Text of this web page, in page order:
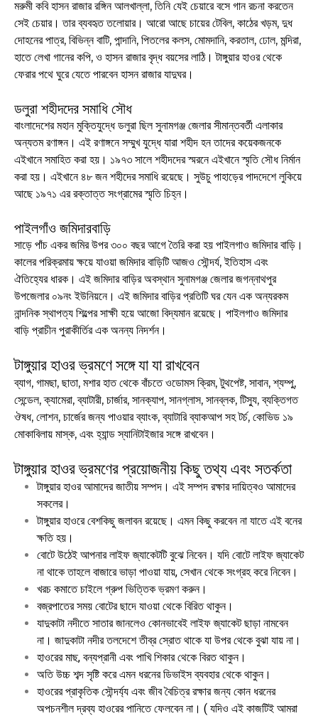
মরুমী কবি হাসন রাজার রঙ্গিন আলখাল্লা, তিনি যেই চেয়ারে বসে গান রচনা করতেন
সেই চেয়ার। তার ব্যবহৃত তলোয়ার। আরো আছে চায়ের টেবিল, কাঠের খড়ম, দুধ
দোহনের পাত্র, বিভিন্ন বাটি, পান্দানি, পিতলের কলস, মোমদানি, করতাল, ঢোল, মন্দিরা,
হাতে লেখা গানের কপি, ও হাসন রাজার বৃদ্ধ বয়সের লাঠি। টাঙ্গুয়ার হাওর থেকে
ফেরার পথে ঘুরে যেতে পারবেন হাসন রাজার যাদুঘর।
ডলুরা শহীদদের সমাধি সৌধ
বাংলাদেশের মহান মুক্তিযুদ্ধে ডলুরা ছিল সুনামগঞ্জ জেলার সীমান্তবর্তী এলাকার
অন্যতম রণাঙ্গন। এই রণাঙ্গনে সম্মুখ যুদ্ধে যারা শহীদ হন তাদের কয়েকজনকে
এইখানে সমাহিত করা হয়। ১৯৭৩ সালে শহীদদের স্মরনে এইখানে স্মৃতি সৌধ নির্মান
করা হয়। এইখানে ৪৮ জন শহীদের সমাধি রয়েছে। সুউচু পাহাড়ের পাদদেশে লুকিয়ে
আছে ১৯৭১ এর রক্তাত্ত সংগ্রামের স্মৃতি চিহ্ন।
পাইলগাঁও জমিদারবাড়ি
সাড়ে পাঁচ একর জমির উপর ৩০০ বছর আগে তৈরি করা হয় পাইলগাও জমিদার বাড়ি।
কালের পরিক্রমায় ক্ষয়ে যাওয়া জমিদার বাড়িটি আজও সৌন্দর্য, ইতিহাস এবং
ঐতিহ্যের ধারক। এই জমিদার বাড়ির অবস্থান সুনামগঞ্জ জেলার জগন্নাথপুর
উপজেলার ০৯নং ইউনিয়নে। এই জমিদার বাড়ির প্রতিটি ঘর যেন এক অন্যরকম
নান্দনিক স্থাপত্য শিল্পের সাক্ষী হয়ে আজো বিদ্যমান রয়েছে। পাইলগাও জমিদার
বাড়ি প্রাচীন পুরাকীর্তির এক অনন্য নিদর্শন।
টাঙ্গুয়ার হাওর ভ্রমণে সঙ্গে যা যা রাখবেন
ব্যাগ, গামছা, ছাতা, মশার হাত থেকে বাঁচতে ওডোমস ক্রিম, টুথপেষ্ট, সাবান, শ্যম্পু,
সেন্ডেল, ক্যামেরা, ব্যাটারী, চার্জার, সানক্যাপ, সানগ্লাস, সানব্লক, টিস্যু, ব্যক্তিগত
ঔষধ, লোশন, চার্জের জন্য পাওয়ার ব্যাংক, ব্যাটারি ব্যাকআপ সহ টর্চ, কোভিড ১৯
মোকাবিলায় মাস্ক, এবং হ্যান্ড স্যানিটাইজার সঙ্গে রাখবেন।
টাঙ্গুয়ার হাওর ভ্রমণের প্রয়োজনীয় কিছু তথ্য এবং সতর্কতা
টাঙ্গুয়ার হাওর আমাদের জাতীয় সম্পদ। এই সম্পদ রক্ষার দায়িত্বও আমাদের
সকলের।
টাঙ্গুয়ার হাওরে বেশকিছু জলাবন রয়েছে। এমন কিছু করবেন না যাতে এই বনের
ক্ষতি হয়।
বোটে উঠেই আপনার লাইফ জ্যাকেটটি বুঝে নিবেন। যদি বোটে লাইফ জ্যাকেট
না থাকে তাহলে বাজারে ভাড়া পাওয়া যায়, সেখান থেকে সংগ্রহ করে নিবেন।
খরচ কমাতে চাইলে গ্রুপ ভিত্তিক ভ্রমণ করুন।
বজ্রপাতের সময় বোটের ছাদে যাওয়া থেকে বিরিত থাকুন।
যাদুকাটা নদীতে সাতার জানলেও কোনভাবেই লাইফ জ্যাকেট ছাড়া নামবেন
না। জাদুকাটা নদীর তলদেশে তীব্র স্রোত থাকে যা উপর থেকে বুঝা যায় না।
হাওরের মাছ, বন্যপ্রানী এবং পাখি শিকার থেকে বিরত থাকুন।
অতি উচ্চ শব্দ সৃষ্টি করে এমন ধরনের ডিভাইস ব্যবহার থেকে থাকুন।
হাওরের প্রাকৃতিক সৌন্দর্য্য এবং জীব বৈচিত্র রক্ষার জন্য কোন ধরনের
অপচনশীল দ্রব্য হাওরের পানিতে ফেলবেন না। ( যদিও এই কাজটিই আমরা